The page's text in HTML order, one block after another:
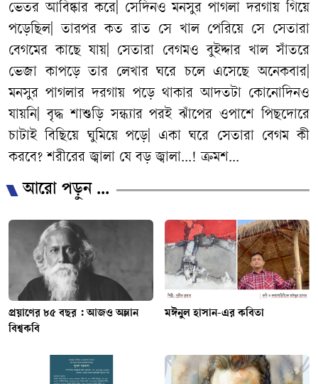
ভেতর আবিষ্কার করে| সেদিনও মনসুর পাগলা দরগায় গিয়ে
পড়েছিল|তারপর কত রাত সে খাল পেরিয়ে সে সেতারা
বেগমের কাছে যায়| সেতারা বেগমও বুইদ্দার খাল সাঁতরে
ভেজা কাপড়ে তার লেখার ঘরে চলে এসেছে অনেকবার
মনসুর পাগলার দরগায় পড়ে থাকার আদতটা কোনোদিনও
যায়নি|বৃদ্ধ শাশুড়ি সন্ধ্যার পরই ঝাঁপের ওপাশে পিছদোরে
চাটাই বিছিয়ে ঘুমিয়ে পড়ে| একা ঘরে সেতারা বেগম কী
করবে?শরীরের জ্বালা যে বড় জ্বালা...!ক্রমশ...
আরো পড়ুন ...
প্রয়াণের ৮৫ বছর : আজও অম্লান
বিশ্বকবি
মঈনুল হাসান-এর কবিতা